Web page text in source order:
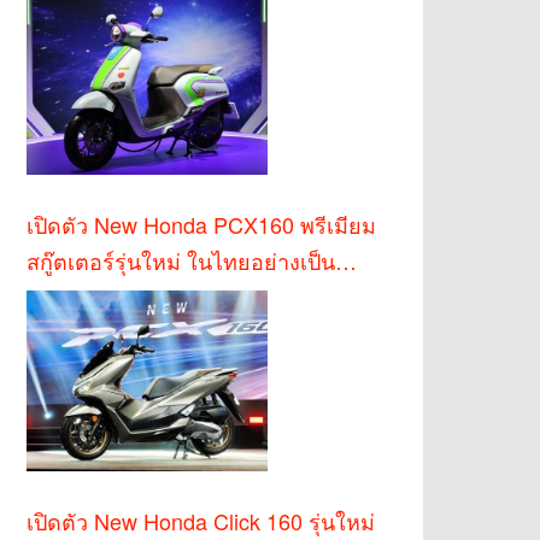
เปิดตัว New Honda PCX160 พรีเมียม
สกู๊ตเตอร์รุ่นใหม่ ในไทยอย่างเป็น
ทางการ
เปิดตัว New Honda Click 160 รุ่นใหม่